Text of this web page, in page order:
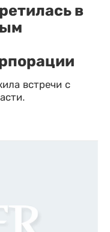
в
встречи с